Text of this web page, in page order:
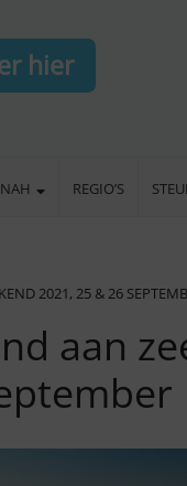
hier
REGIO’S
2021, 25 & 26
aan